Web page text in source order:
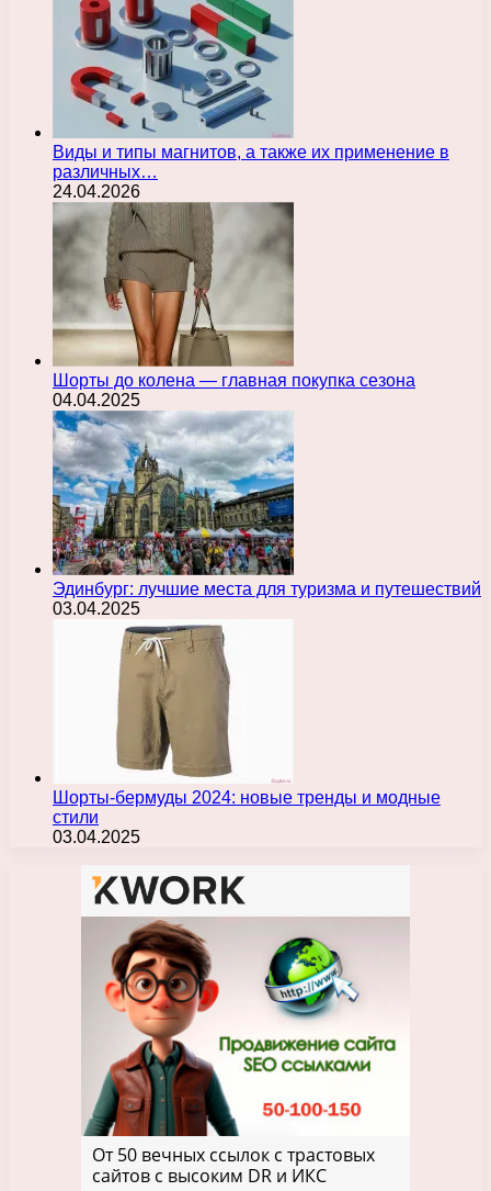
Виды и типы магнитов, а также их применение в
различных…
24.04.2026
Шорты до колена — главная покупка сезона
04.04.2025
Эдинбург: лучшие места для туризма и путешествий
03.04.2025
Шорты-бермуды 2024: новые тренды и модные
стили
03.04.2025